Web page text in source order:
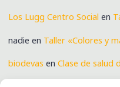
Los Lugg Centro Social en
nadie en Taller «Colores y
biodevas enClase de salud